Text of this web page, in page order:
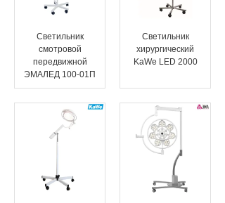
Светильник
смотровой
передвижной
ЭМАЛЕД 100-01П
Светильник
хирургический
KaWe LED 2000